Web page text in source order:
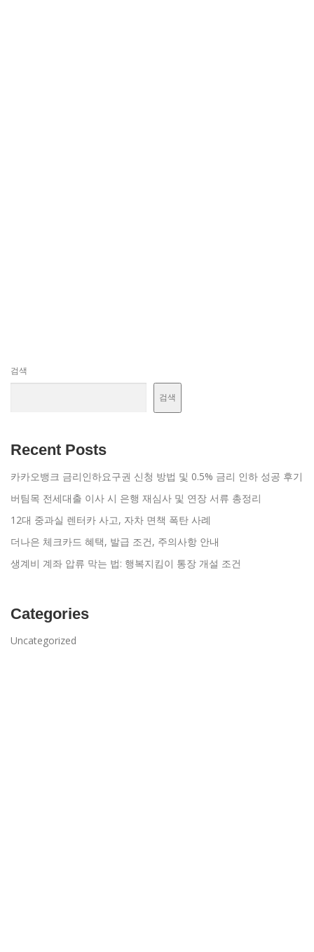
검색
검색
Recent Posts
카카오뱅크 금리인하요구권 신청 방법 및 0.5% 금리 인하 성공 후기
버팀목 전세대출 이사 시 은행 재심사 및 연장 서류 총정리
12대 중과실 렌터카 사고, 자차 면책 폭탄 사례
더나은 체크카드 혜택, 발급 조건, 주의사항 안내
생계비 계좌 압류 막는 법: 행복지킴이 통장 개설 조건
Categories
Uncategorized